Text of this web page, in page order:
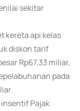
sekitar
kereta api kelas
diskon tarif
Rp67,33 miliar,
pada
Pajak